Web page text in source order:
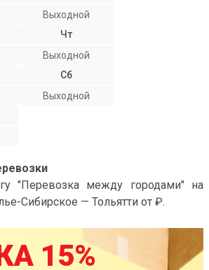
Выходной
Чт
Выходной
Сб
Выходной
"Перевозка между городами" на
Сибирское — Тольятти от ₽.
15%